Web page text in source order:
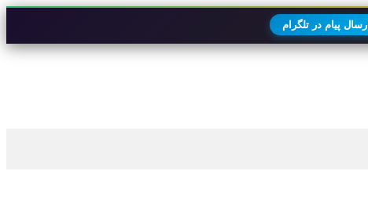
ارسال پیام در تلگرام